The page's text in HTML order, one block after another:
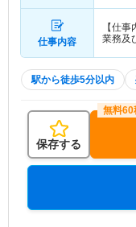
仕事内容
【仕
業務及
駅から徒歩5分以内
保存する